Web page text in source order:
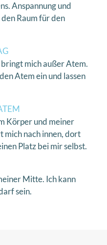
Anspannung und
Raum für den
mich außer Atem.
Atem ein und lassen
Körper und meiner
mich nach innen, dort
Platz bei mir selbst.
Mitte. Ich kann
sein.